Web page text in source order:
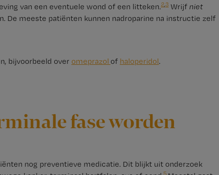
van een eventuele wond of een litteken.2,3Wrijf niet
De meeste patiënten kunnen nadroparine na instructie zelf
bijvoorbeeld over omeprazol of haloperidol.
fase worden
nog preventieve medicatie. Dit blijkt uit onderzoek
5